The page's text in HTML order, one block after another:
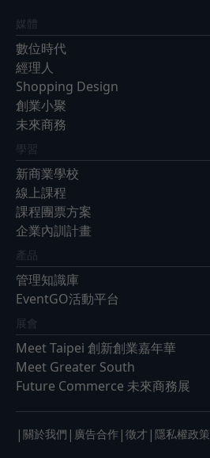
媒體
數位時代
經理人
Shopping Design
創業小聚
未來商務
學習
新商業學校
線上課程
課程團票方案
企業內訓計畫
產品
管理知識庫
EventGO活動平台
展會
Meet Taipei 創新創業嘉年華
Meet Greater South
Future Commerce 未來商務展
| 關於我們 | 廣告合作 | 徵才 | 隱私權政策